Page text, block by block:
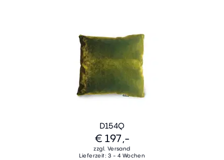
D154Q
€ 197,-
zzgl. Versand
Lieferzeit: 3 - 4 Wochen